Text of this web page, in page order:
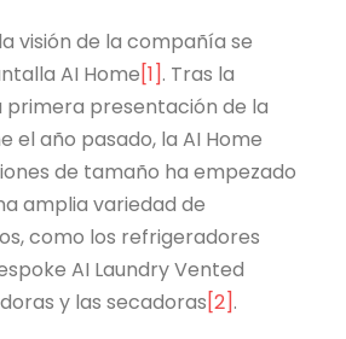
visión de la compañía se
AI Home[1]. Tras la
primera presentación de la
el año pasado, la AI Home
de tamaño ha empezado
amplia variedad de
como los refrigeradores
AI Laundry Vented
y las secadoras[2].